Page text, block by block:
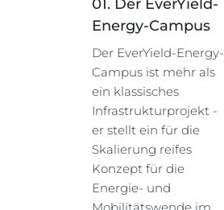
01. Der EverYield-
Energy-Campus
Der EverYield-Energy-
Campus ist mehr als
ein klassisches
Infrastrukturprojekt -
er stellt ein für die
Skalierung reifes
Konzept für die
Energie- und